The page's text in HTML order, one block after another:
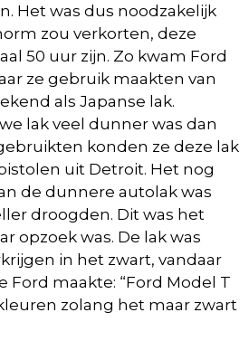
Het was dus noodzakelijk
zou verkorten, deze
50 uur zijn. Zo kwam Ford
ze gebruik maakten van
als Japanse lak.
lak veel dunner was dan
konden ze deze lak
uit Detroit. Het nog
de dunnere autolak was
droogden. Dit was het
opzoek was. De lak was
in het zwart, vandaar
Ford maakte: “Ford Model T
zolang het maar zwart